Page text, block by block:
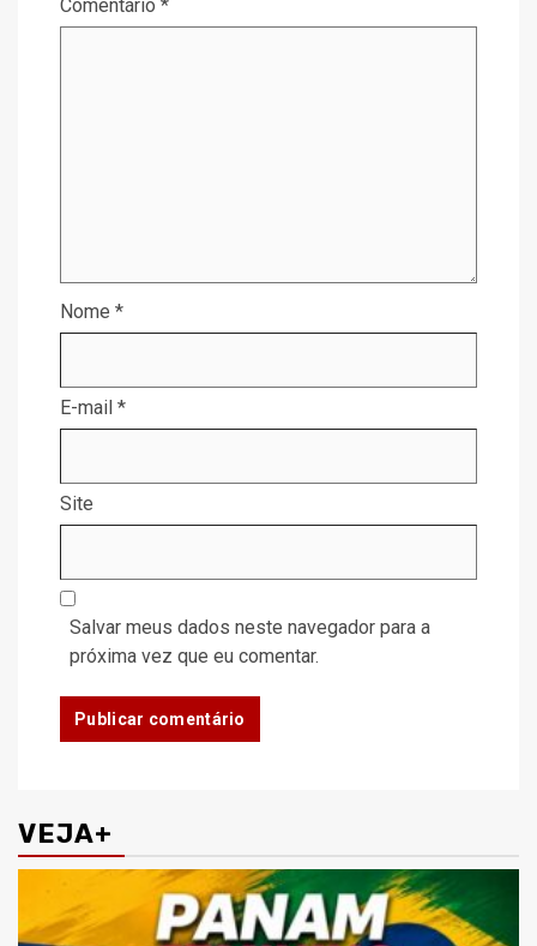
Comentário *
Nome *
E-mail *
Site
Salvar meus dados neste navegador para a
próxima vez que eu comentar.
VEJA+